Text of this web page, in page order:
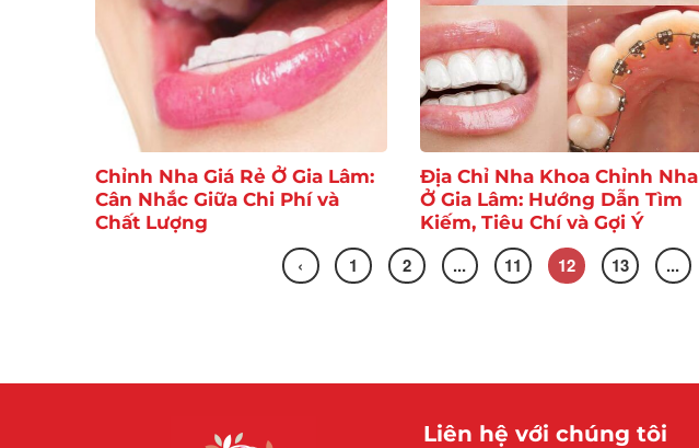
Chỉnh Nha Giá Rẻ Ở Gia Lâm:
Cân Nhắc Giữa Chi Phí và
Chất Lượng
Địa Chỉ Nha Khoa Chỉnh Nha
Ở Gia Lâm: Hướng Dẫn Tìm
Kiếm, Tiêu Chí và Gợi Ý
‹ 1 2 ... 11 12 13 ...
Liên hệ với chúng tôi